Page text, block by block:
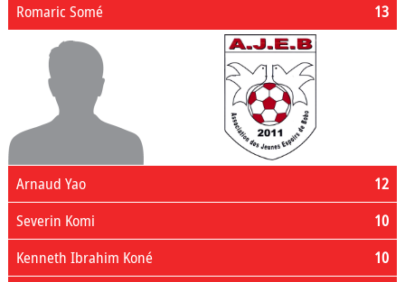
13
Romaric Somé
12
Arnaud Yao
10
Severin Komi
10
Kenneth Ibrahim Koné